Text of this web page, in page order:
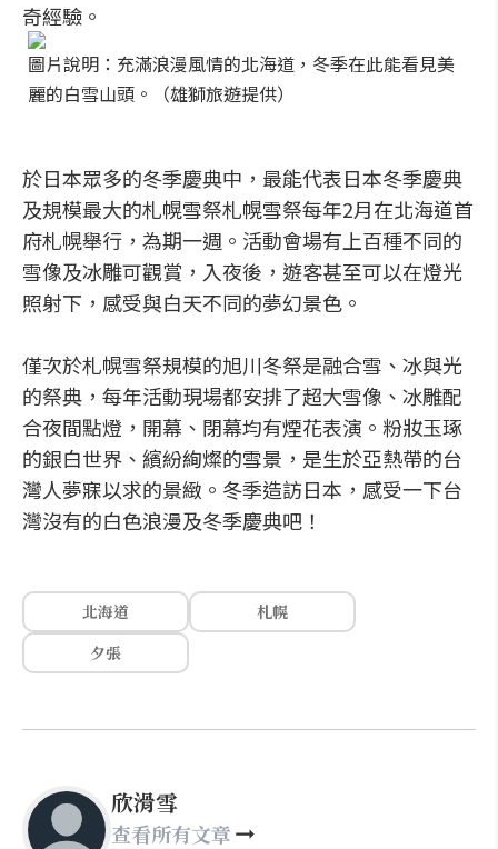
奇經驗。
圖片說明：充滿浪漫風情的北海道，冬季在此能看見美
麗的白雪山頭。（雄獅旅遊提供）
於日本眾多的冬季慶典中，最能代表日本冬季慶典
及規模最大的札幌雪祭札幌雪祭每年2月在北海道首
府札幌舉行，為期一週。活動會場有上百種不同的
雪像及冰雕可觀賞，入夜後，遊客甚至可以在燈光
照射下，感受與白天不同的夢幻景色。
僅次於札幌雪祭規模的旭川冬祭是融合雪、冰與光
的祭典，每年活動現場都安排了超大雪像、冰雕配
合夜間點燈，開幕、閉幕均有煙花表演。粉妝玉琢
的銀白世界、繽紛絢燦的雪景，是生於亞熱帶的台
灣人夢寐以求的景緻。冬季造訪日本，感受一下台
灣沒有的白色浪漫及冬季慶典吧！
北海道
札幌
夕張
欣滑雪
查看所有文章